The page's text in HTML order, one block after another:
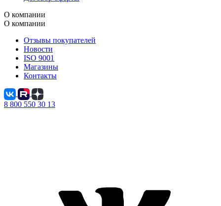
О компании
О компании
Отзывы покупателей
Новости
ISO 9001
Магазины
Контакты
8 800 550 30 13